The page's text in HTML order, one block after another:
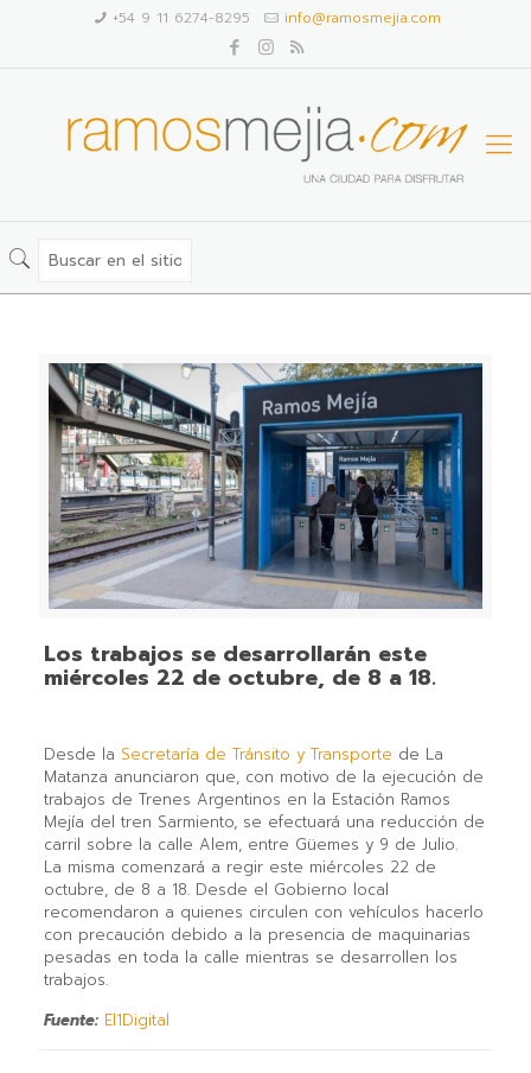
+54 9 11 6274-8295 info@ramosmejia.com
Los trabajos se desarrollarán este
miércoles 22 de octubre, de 8 a 18.
Desde la Secretaría de Tránsito y Transporte de La
Matanza anunciaron que, con motivo de la ejecución de
trabajos de Trenes Argentinos en la Estación Ramos
Mejía del tren Sarmiento, se efectuará una reducción de
carril sobre la calle Alem, entre Güemes y 9 de Julio.
La misma comenzará a regir este miércoles 22 de
octubre, de 8 a 18. Desde el Gobierno local
recomendaron a quienes circulen con vehículos hacerlo
con precaución debido a la presencia de maquinarias
pesadas en toda la calle mientras se desarrollen los
trabajos.
Fuente: El1Digital